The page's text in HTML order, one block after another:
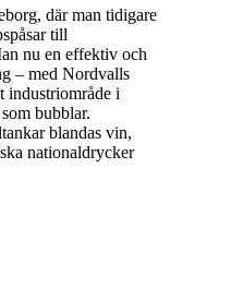
där man tidigare
till
nu en effektiv och
– med Nordvalls
industriområde i
bubblar.
blandas vin,
nationaldrycker